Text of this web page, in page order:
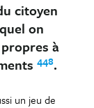
citoyen
on
à
448.
un jeu de